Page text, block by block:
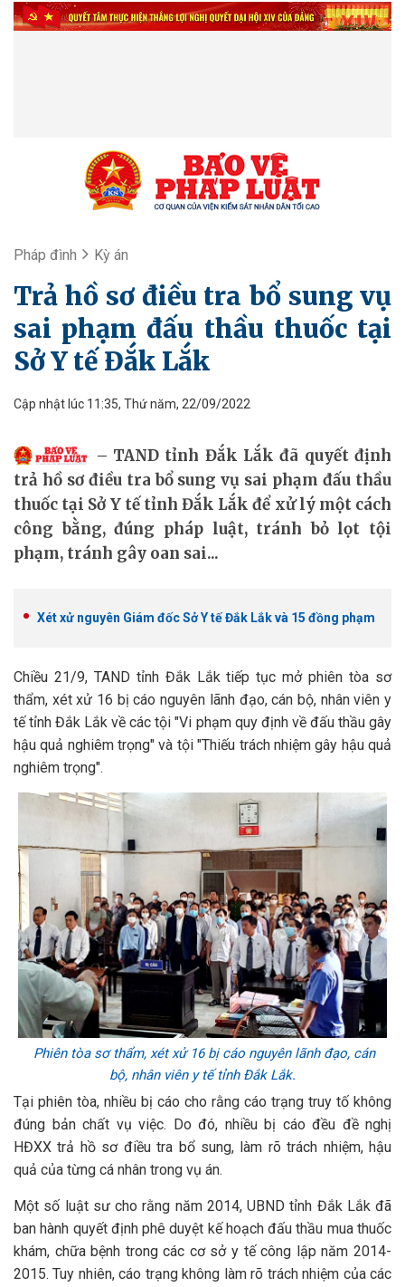
Pháp đình Kỳ án
Trả hồ sơ điều tra bổ sung vụ
sai phạm đấu thầu thuốc tại
Sở Y tế Đắk Lắk
Cập nhật lúc 11:35, Thứ năm, 22/09/2022
TAND tỉnh Đắk Lắk đã quyết định
trả hồ sơ điều tra bổ sung vụ sai phạm đấu thầu
thuốc tại Sở Y tế tỉnh Đắk Lắk để xử lý một cách
công bằng, đúng pháp luật, tránh bỏ lọt tội
phạm, tránh gây oan sai...
Xét xử nguyên Giám đốc Sở Y tế Đắk Lắk và 15 đồng phạm
Chiều 21/9, TAND tỉnh Đắk Lắk tiếp tục mở phiên tòa sơ
thẩm, xét xử 16 bị cáo nguyên lãnh đạo, cán bộ, nhân viên y
tế tỉnh Đắk Lắk về các tội "Vi phạm quy định về đấu thầu gây
hậu quả nghiêm trọng" và tội "Thiếu trách nhiệm gây hậu quả
nghiêm trọng".
Phiên tòa sơ thẩm, xét xử 16 bị cáo nguyên lãnh đạo, cán
bộ, nhân viên y tế tỉnh Đắk Lắk.
Tại phiên tòa, nhiều bị cáo cho rằng cáo trạng truy tố không
đúng bản chất vụ việc. Do đó, nhiều bị cáo đều đề nghị
HĐXX trả hồ sơ điều tra bổ sung, làm rõ trách nhiệm, hậu
quả của từng cá nhân trong vụ án.
Một số luật sư cho rằng năm 2014, UBND tỉnh Đắk Lắk đã
ban hành quyết định phê duyệt kế hoạch đấu thầu mua thuốc
khám, chữa bệnh trong các cơ sở y tế công lập năm 2014-
2015. Tuy nhiên, cáo trạng không làm rõ trách nhiệm của các